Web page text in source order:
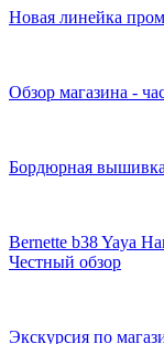
Новая линейка
Обзор магазина -
Бордюрная
Bernette b38 Yaya
Честный обзор
Экскурсия по